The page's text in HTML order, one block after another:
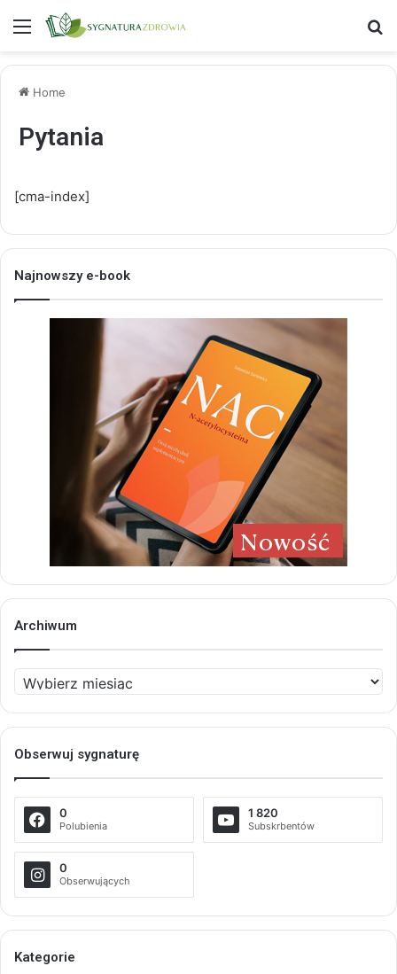
Menu
Home
Pytania
[cma-index]
Najnowszy e-book
Archiwum
Archiwum
Obserwuj sygnaturę
0
Polubienia
1 820
Subskrbentów
0
Obserwujących
Kategorie